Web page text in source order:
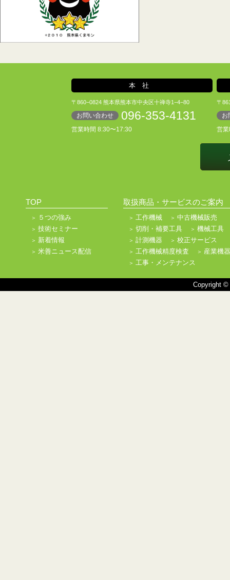
本社
〒860−0824 熊本県熊本市中央区十禅寺1−4−80
お問い合わせ 096-353-4131
営業時間 8:30〜17:30
〒
お
営
TOP
５つの強み
技術セミナー
新着情報
米善ニュース配信
取扱商品・サービスのご案内
工作機械
中古機械販売
切削・補要工具
機械工具
計測機器
校正サービス
工作機械精度検査
産業機器
工事・メンテナンス
Copyright ©